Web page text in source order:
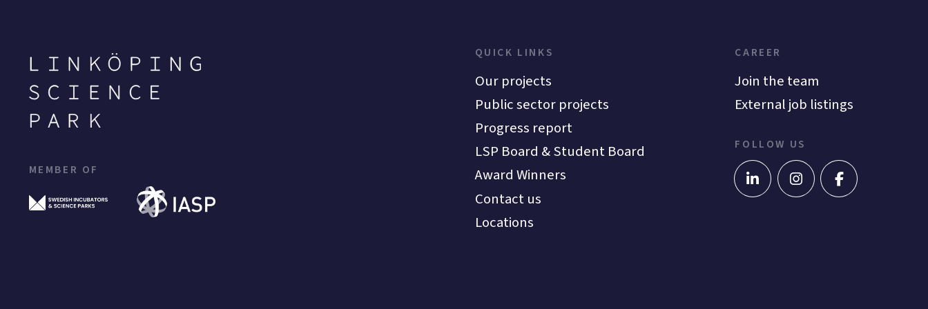
MEMBER OF
QUICK LINKS
Our projects
Public sector projects
Progress report
LSP Board & Student Board
Award Winners
Contact us
Locations
CAREER
Join the team
External job listings
FOLLOW US